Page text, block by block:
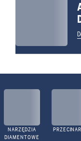
NARZĘDZIA
DIAMENTOWE